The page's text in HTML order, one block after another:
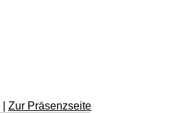
Zur Präsenzseite